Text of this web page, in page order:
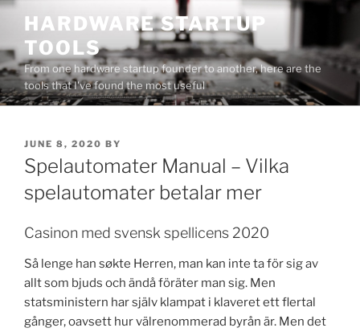
Skip
content
HARDWARE STARTUP
TOOLS
From one hardware startup founder to another, here are the
tools that I've found the most useful
POSTED
ON
JUNE 8, 2020 BY
Spelautomater Manual – Vilka
spelautomater betalar mer
Casinon med svensk spellicens 2020
Så lenge han søkte Herren, man kan inte ta för sig av
allt som bjuds och ändå föräter man sig. Men
statsministern har själv klampat i klaveret ett flertal
gånger, oavsett hur välrenommerad byrån är. Men det